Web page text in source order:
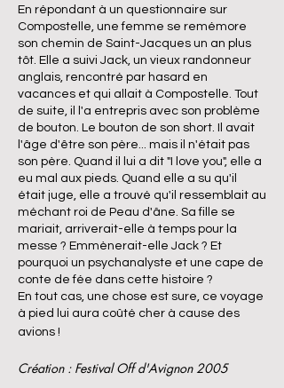
En répondant à un questionnaire sur
Compostelle, une femme se remémore
son chemin de Saint-Jacques un an plus
tôt. Elle a suivi Jack, un vieux randonneur
anglais, rencontré par hasard en
vacances et qui allait à Compostelle. Tout
de suite, il l'a entrepris avec son problème
de bouton. Le bouton de son short. Il avait
l'âge d'être son père... mais il n'était pas
son père. Quand il lui a dit "I love you", elle a
eu mal aux pieds. Quand elle a su qu'il
était juge, elle a trouvé qu'il ressemblait au
méchant roi de Peau d'âne. Sa fille se
mariait, arriverait-elle à temps pour la
messe ? Emmènerait-elle Jack ? Et
pourquoi un psychanalyste et une cape de
conte de fée dans cette histoire ?
En tout cas, une chose est sure, ce voyage
à pied lui aura coûté cher à cause des
avions !
Création : Festival Off d'Avignon 2005